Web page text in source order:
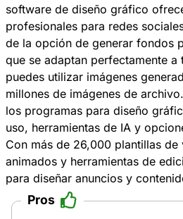
software de diseño gráfico
profesionales para redes
de la opción de generar fondos
que se adaptan perfectamente a
puedes utilizar imágenes
millones de imágenes de
los programas para diseño
uso, herramientas de IA y
Con más de 26,000 plantillas
animados y herramientas de
para diseñar anuncios y
Pros